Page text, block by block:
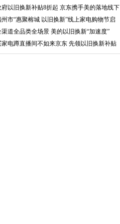
府以旧换新补贴8折起 京东携手美的落地线下
州市“惠聚榕城 以旧换新”线上家电购物节启
渠道全品类全场景 美的以旧换新“加速度”
家电蹲直播间不如来京东 先领以旧换新补贴
下